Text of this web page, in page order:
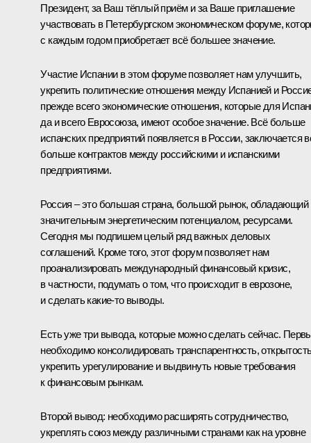
Президент, за Ваш тёплый приём и за Ваше приглашение
участвовать в Петербургском экономическом форуме,
с каждым годом приобретает всё большее значение.
Участие Испании в этом форуме позволяет нам улучшить,
укрепить политические отношения между Испанией и
прежде всего экономические отношения, которые для
да и всего Евросоюза, имеют особое значение. Всё больше
испанских предприятий появляется в России, заключается
больше контрактов между российскими и испанскими
предприятиями.
Россия – это большая страна, большой рынок, обладающий
значительным энергетическим потенциалом, ресурсами.
Сегодня мы подпишем целый ряд важных деловых
соглашений. Кроме того, этот форум позволяет нам
проанализировать международный финансовый кризис,
в частности, подумать о том, что происходит в еврозоне,
и сделать какие‑то выводы.
Есть уже три вывода, которые можно сделать сейчас.
необходимо консолидировать транспарентность,
укрепить урегулирование и выдвинуть новые требования
к финансовым рынкам.
Второй вывод: необходимо расширять сотрудничество,
укреплять союз между различными странами как на уровне